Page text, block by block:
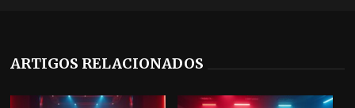
ARTIGOS RELACIONADOS